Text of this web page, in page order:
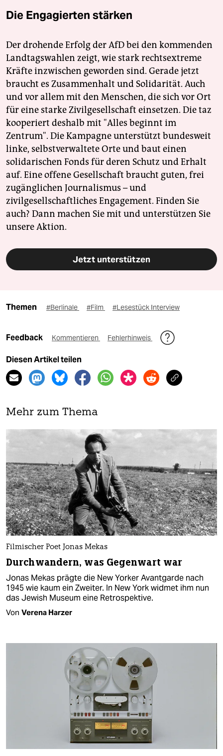
Die Engagierten stärken
Der drohende Erfolg der AfD bei den kommenden
Landtagswahlen zeigt, wie stark rechtsextreme
Kräfte inzwischen geworden sind. Gerade jetzt
braucht es Zusammenhalt und Solidarität. Auch
und vor allem mit den Menschen, die sich vor Ort
für eine starke Zivilgesellschaft einsetzen. Die taz
kooperiert deshalb mit "Alles beginnt im
Zentrum". Die Kampagne unterstützt bundesweit
linke, selbstverwaltete Orte und baut einen
solidarischen Fonds für deren Schutz und Erhalt
auf. Eine offene Gesellschaft braucht guten, frei
zugänglichen Journalismus – und
zivilgesellschaftliches Engagement. Finden Sie
auch? Dann machen Sie mit und unterstützen Sie
unsere Aktion.
Jetzt unterstützen
Themen #Berlinale #Film #Lesestück Interview
Feedback Kommentieren Fehlerhinweis
Diesen Artikel teilen
Mehr zum Thema
Filmischer Poet Jonas Mekas
Durchwandern, was Gegenwart war
Jonas Mekas prägte die New Yorker Avantgarde nach
1945 wie kaum ein Zweiter. In New York widmet ihm nun
das Jewish Museum eine Retrospektive.
Von Verena Harzer